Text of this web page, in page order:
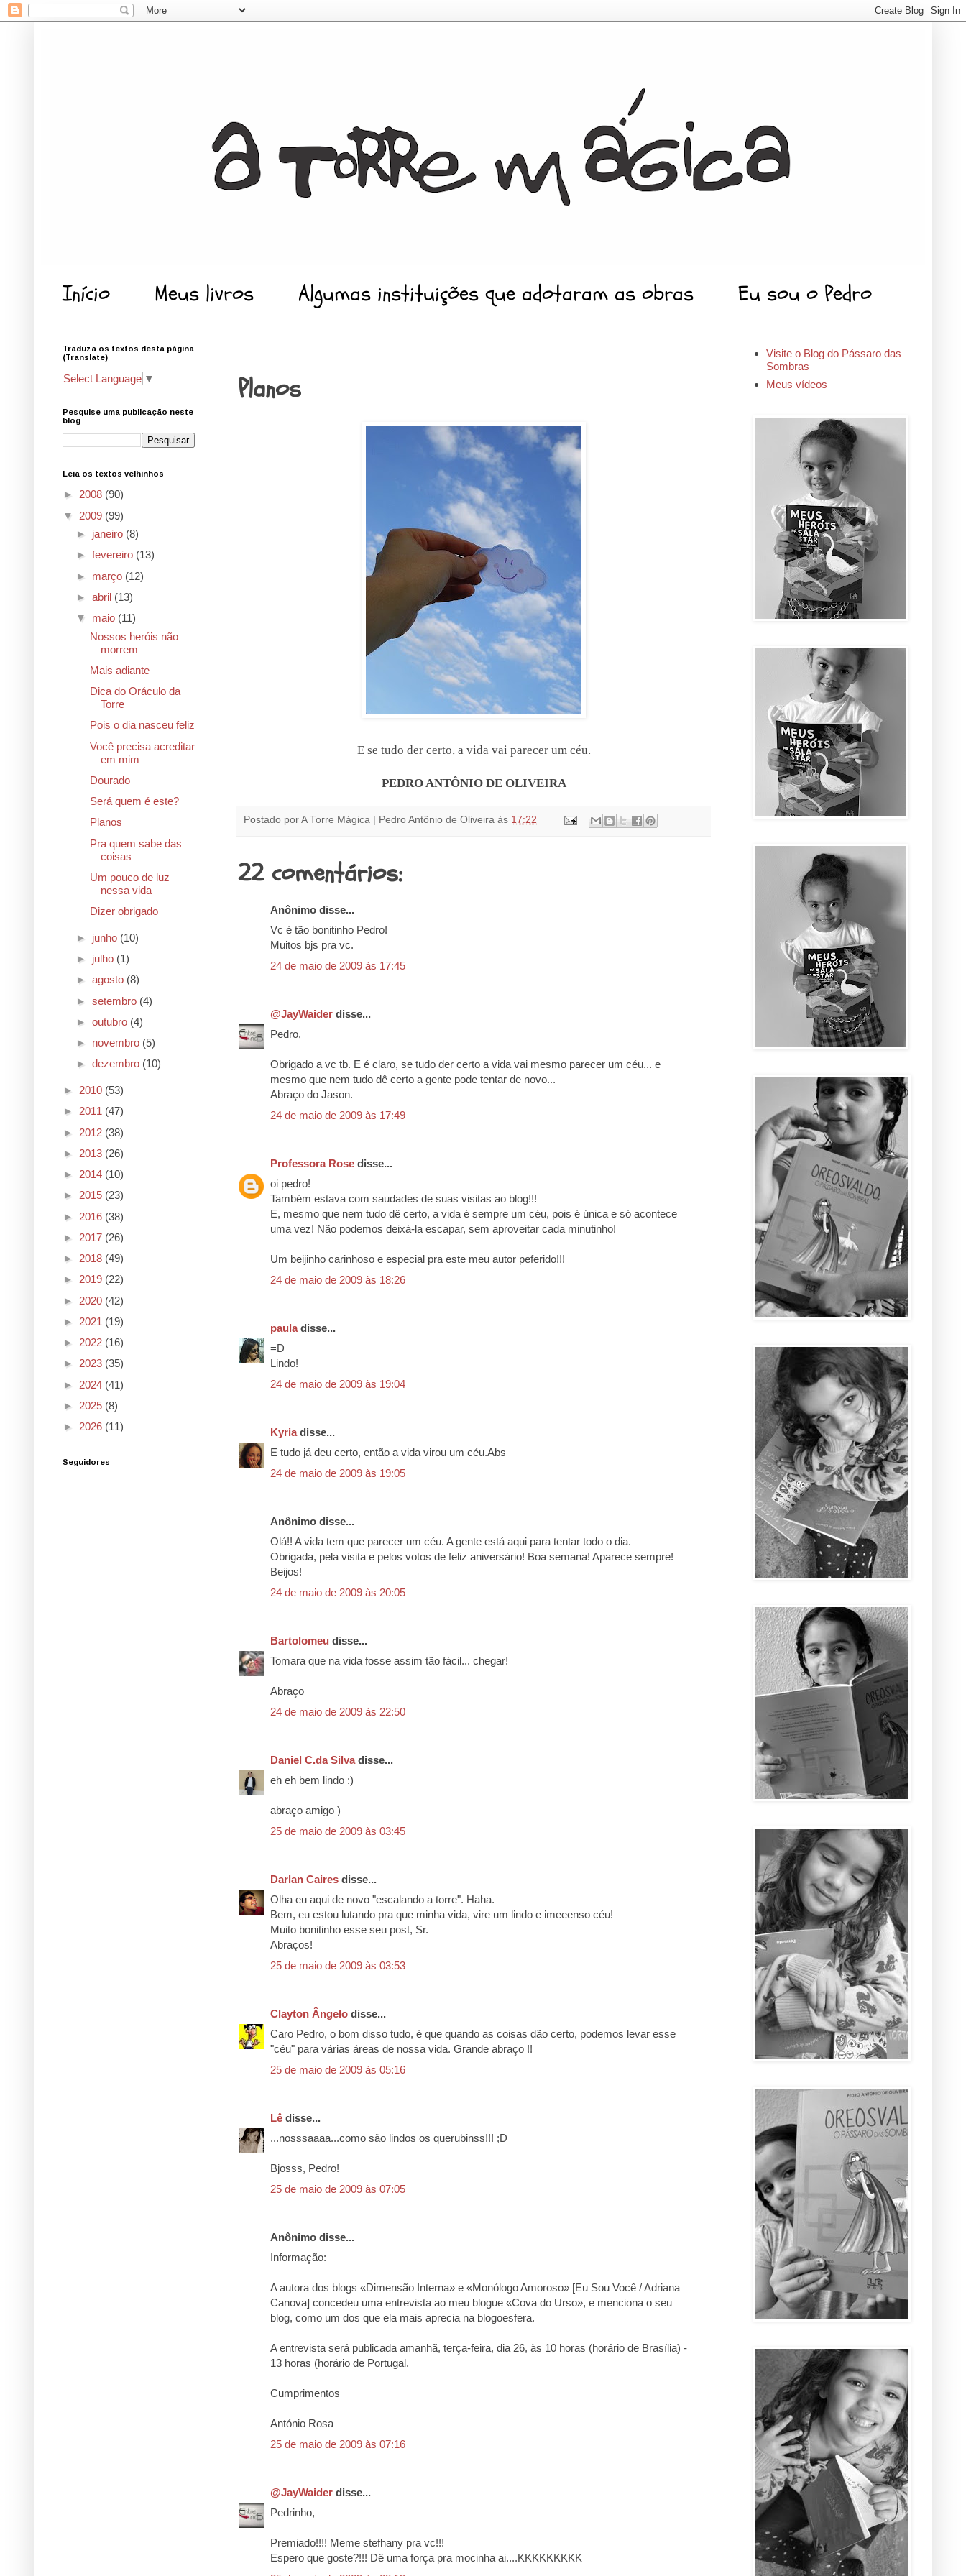
Início Meus livros Algumas instituições que adotaram as obras Eu sou o Pedro
Planos
E se tudo der certo, a vida vai parecer um céu.
PEDRO ANTÔNIO DE OLIVEIRA
Postado por A Torre Mágica | Pedro Antônio de Oliveira às 17:22
22 comentários:
Anônimo disse...
Vc é tão bonitinho Pedro!
Muitos bjs pra vc.
24 de maio de 2009 às 17:45
@JayWaider disse...
Pedro,
Obrigado a vc tb. E é claro, se tudo der certo a vida vai mesmo parecer um céu... e
mesmo que nem tudo dê certo a gente pode tentar de novo...
Abraço do Jason.
24 de maio de 2009 às 17:49
Professora Rose disse...
oi pedro!
Também estava com saudades de suas visitas ao blog!!!
E, mesmo que nem tudo dê certo, a vida é sempre um céu, pois é única e só acontece
uma vez! Não podemos deixá-la escapar, sem aproveitar cada minutinho!
Um beijinho carinhoso e especial pra este meu autor peferido!!!
24 de maio de 2009 às 18:26
pauladisse...
=D
Lindo!
24 de maio de 2009 às 19:04
Kyriadisse...
E tudo já deu certo, então a vida virou um céu.Abs
24 de maio de 2009 às 19:05
Anônimo disse...
Olá!! A vida tem que parecer um céu. A gente está aqui para tentar todo o dia.
Obrigada, pela visita e pelos votos de feliz aniversário! Boa semana! Aparece sempre!
Beijos!
24 de maio de 2009 às 20:05
Bartolomeu disse...
Tomara que na vida fosse assim tão fácil... chegar!
Abraço
24 de maio de 2009 às 22:50
Daniel C.da Silvadisse...
eh eh bem lindo :)
abraço amigo )
25 de maio de 2009 às 03:45
Darlan Caires disse...
Olha eu aqui de novo "escalando a torre". Haha.
Bem, eu estou lutando pra que minha vida, vire um lindo e imeeenso céu!
Muito bonitinho esse seu post, Sr.
Abraços!
25 de maio de 2009 às 03:53
Clayton Ângelo disse...
Caro Pedro, o bom disso tudo, é que quando as coisas dão certo, podemos levar esse
"céu" para várias áreas de nossa vida. Grande abraço !!
25 de maio de 2009 às 05:16
Lê disse...
...nosssaaaa...como são lindos os querubinss!!! ;D
Bjosss, Pedro!
25 de maio de 2009 às 07:05
Anônimo disse...
Informação:
A autora dos blogs «Dimensão Interna» e «Monólogo Amoroso» [Eu Sou Você / Adriana
Canova] concedeu uma entrevista ao meu blogue «Cova do Urso», e menciona o seu
blog, como um dos que ela mais aprecia na blogoesfera.
A entrevista será publicada amanhã, terça-feira, dia 26, às 10 horas (horário de Brasília) -
13 horas (horário de Portugal.
Cumprimentos
António Rosa
25 de maio de 2009 às 07:16
@JayWaider disse...
Pedrinho,
Premiado!!!! Meme stefhany pra vc!!!
Espero que goste?!!! Dê uma força pra mocinha ai....KKKKKKKKK
Traduza os textos desta página
(Translate)
Select Language ▼
Pesquise uma publicação neste
blog
Leia os textos velhinhos
► 2008 (90)
▼ 2009 (99)
► janeiro (8)
► fevereiro (13)
► março (12)
► abril (13)
▼ maio (11)
Nossos heróis não
morrem
Mais adiante
Dica do Oráculo da
Torre
Pois o dia nasceu feliz
Você precisa acreditar
em mim
Dourado
Será quem é este?
Planos
Pra quem sabe das
coisas
Um pouco de luz
nessa vida
Dizer obrigado
► junho (10)
► julho (1)
► agosto (8)
► setembro (4)
► outubro (4)
► novembro (5)
► dezembro (10)
► 2010 (53)
► 2011 (47)
► 2012 (38)
► 2013 (26)
► 2014 (10)
► 2015 (23)
► 2016 (38)
► 2017 (26)
► 2018 (49)
► 2019 (22)
► 2020 (42)
► 2021 (19)
► 2022 (16)
► 2023 (35)
► 2024 (41)
► 2025 (8)
► 2026 (11)
Seguidores
Visite o Blog do Pássaro das
Sombras
Meus vídeos